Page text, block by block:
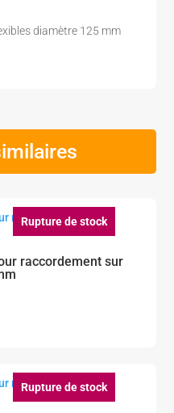
diamètre 125 mm
Rupture de stock
raccordement sur
Rupture de stock